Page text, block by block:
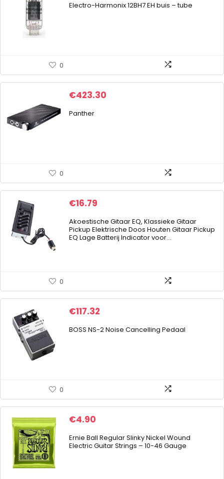
Electro-Harmonix 12BH7 EH buis – tube
0
€423.30
Panther
0
€16.79
Akoestische Gitaar EQ, Klassieke Gitaar
Pickup Elektrische Doos Houten Gitaar Pickup
EQ Lage Batterij Indicator voor…
0
€117.32
BOSS NS-2 Noise Cancelling Pedaal
0
€4.90
Ernie Ball Regular Slinky Nickel Wound
Electric Guitar Strings – 10-46 Gauge